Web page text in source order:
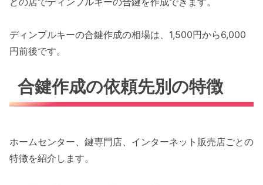
ディンプルキーの合鍵作成の相場は、1,500円から6,000
円前後です。
合鍵作成の依頼先別の特徴
ホームセンター、鍵専門店、インターネット販売店ごとの
特徴を紹介します。